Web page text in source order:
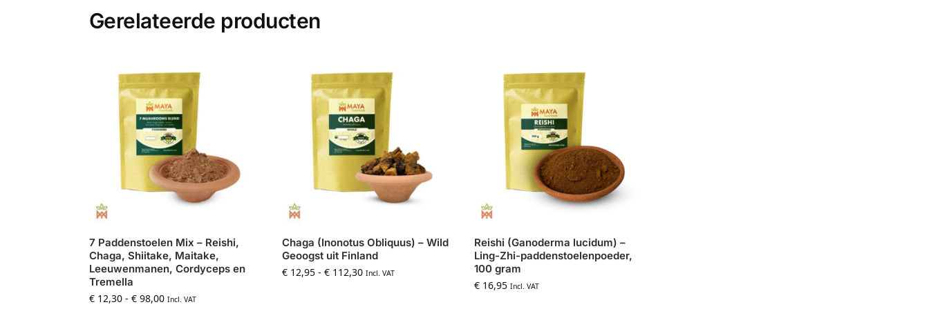
Gerelateerde producten
7 Paddenstoelen Mix – Reishi,
Chaga, Shiitake, Maitake,
Leeuwenmanen, Cordyceps en
Tremella
€12,30 - €98,00 Incl. VAT
Chaga (Inonotus Obliquus) – Wild
Geoogst uit Finland
€12,95 - €112,30 Incl. VAT
Reishi (Ganoderma lucidum) –
Ling-Zhi-paddenstoelenpoeder,
100 gram
€ 16,95 Incl. VAT